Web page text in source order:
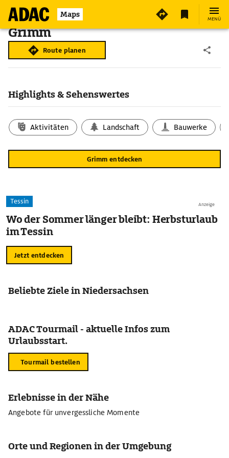
Maps MENÜ
Grimm
Route planen
Highlights & Sehenswertes
Aktivitäten Landschaft Bauwerke
Grimm entdecken
Anzeige
Tessin
Wo der Sommer länger bleibt: Herbsturlaub
im Tessin
Jetzt entdecken
Beliebte Ziele in Niedersachsen
ADAC Tourmail - aktuelle Infos zum
Urlaubsstart.
Tourmail bestellen
Erlebnisse in der Nähe
Angebote für unvergessliche Momente
Orte und Regionen in der Umgebung